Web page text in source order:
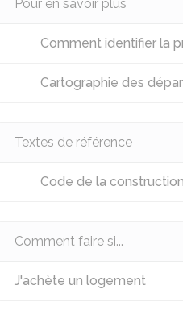
Pour en savoir plus
Comment identifier la
Cartographie des
Textes de référence
Code de la
Comment faire si...
J'achète un logement